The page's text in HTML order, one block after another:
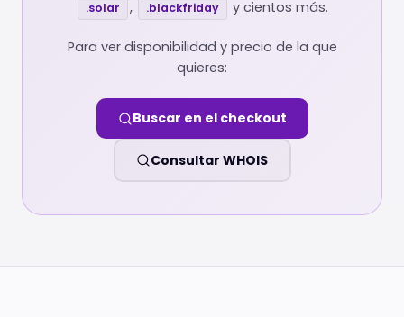
.solar , .blackfriday y cientos más.
Para ver disponibilidad y precio de la que
quieres:
Buscar en el checkout
Consultar WHOIS